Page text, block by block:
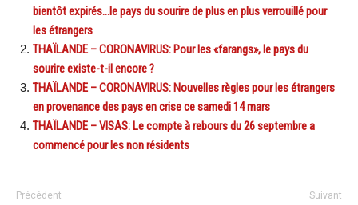
bientôt expirés…le pays du sourire de plus en plus verrouillé pour
les étrangers
THAÏLANDE – CORONAVIRUS: Pour les «farangs», le pays du
sourire existe-t-il encore ?
THAÏLANDE – CORONAVIRUS: Nouvelles règles pour les étrangers
en provenance des pays en crise ce samedi 14 mars
THAÏLANDE – VISAS: Le compte à rebours du 26 septembre a
commencé pour les non résidents
Précédent Suivant